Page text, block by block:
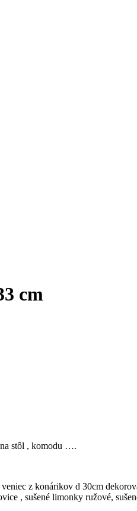
cm
stôl , komodu ….
veniec z konárikov d 30cm
, sušené limonky ružové,